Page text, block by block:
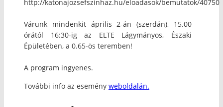
http://katonajozsefszinhaz.hu/eloadasok/bemutatok/40750
Várunk mindenkit április 2-án (szerdán), 15.00
órától 16:30-ig az ELTE Lágymányos, Északi
Épületében, a 0.65-ös teremben!
A program ingyenes.
További info az esemény weboldalán.